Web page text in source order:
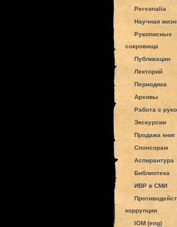
Personalia
Научная
Рукописные
сокровища
Публикации
Лекторий
Периодика
Архивы
Работа с
Экскурсии
Продажа книг
Спонсорам
Аспирантура
Библиотека
ИВР в СМИ
коррупции
IOM (eng)